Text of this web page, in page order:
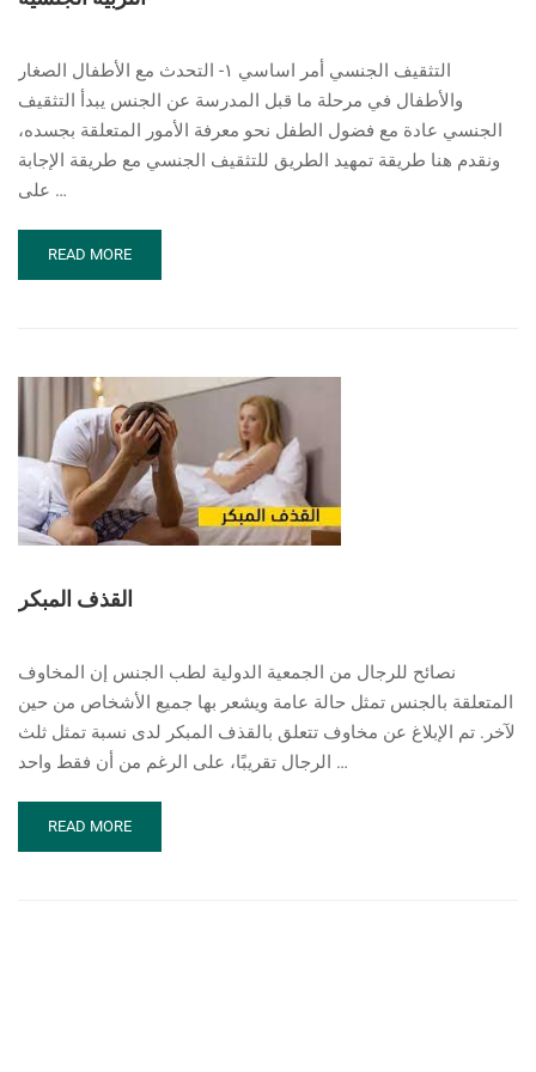
التثقيف الجنسي أمر اساسي ١- التحدث مع الأطفال الصغار
والأطفال في مرحلة ما قبل المدرسة عن الجنس يبدأ التثقيف
الجنسي عادة مع فضول الطفل نحو معرفة الأمور المتعلقة بجسده،
ونقدم هنا طريقة تمهيد الطريق للتثقيف الجنسي مع طريقة الإجابة
على …
READ
MORE
READ MORE
القذف المبكر
نصائح للرجال من الجمعية الدولية لطب الجنس إن المخاوف
المتعلقة بالجنس تمثل حالة عامة ويشعر بها جميع الأشخاص من حين
لآخر. تم الإبلاغ عن مخاوف تتعلق بالقذف المبكر لدى نسبة تمثل ثلث
الرجال تقريبًا، على الرغم من أن فقط واحد …
READ
MORE
READ MORE